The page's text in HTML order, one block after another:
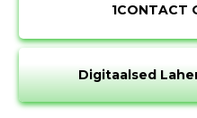
1CONTACT
Digitaalsed